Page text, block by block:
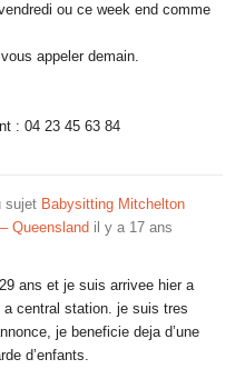
ou ce week end comme
appeler demain.
: 04 23 45 63 84
sujet Babysitting Mitchelton
Queensland il y a 17 ans
ans et je suis arrivee hier a
a central station. je suis tres
je beneficie deja d’une
d’enfants.